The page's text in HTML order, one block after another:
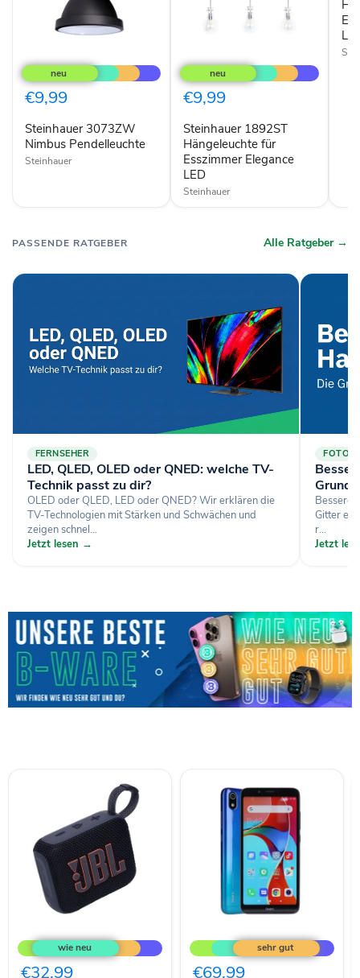
3073ZW
Nimbus
Pendelleuchte
€9,99
Steinhauer 3073ZW
Nimbus Pendelleuchte
Steinhauer
1892ST
Hängeleuchte
für
Esszimmer
LED
€9,99
Steinhauer 1892ST
Hängeleuchte für
Esszimmer Elegance
LED
Steinhauer
PASSENDE RATGEBER Alle Ratgeber →
FERNSEHER
LED, QLED, OLED oder QNED: welche TV-
Technik passt zu dir?
OLED oder QLED, LED oder QNED? Wir erklären die
TV-Technologien mit Stärken und Schwächen und
zeigen schnel...
Jetzt lesen →
Bessere
Gitter
r...
Jetzt
GO
4
Bluetooth
€32,99
Redmi
7A
Dual-
€69,99